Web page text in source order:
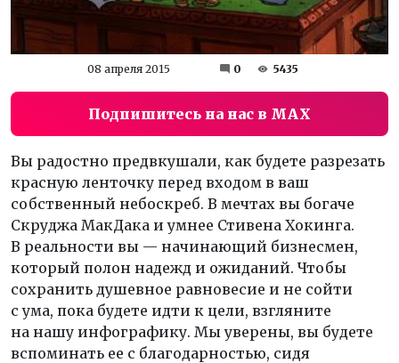
08 апреля 2015 0 5435
Подпишитесь на нас в MAX
Вы радостно предвкушали, как будете разрезать
красную ленточку перед входом в ваш
собственный небоскреб. В мечтах вы богаче
Скруджа МакДака и умнее Стивена Хокинга.
В реальности вы — начинающий бизнесмен,
который полон надежд и ожиданий. Чтобы
сохранить душевное равновесие и не сойти
с ума, пока будете идти к цели, взгляните
на нашу инфографику. Мы уверены, вы будете
вспоминать ее с благодарностью, сидя